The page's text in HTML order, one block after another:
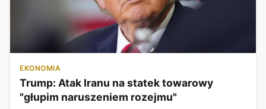
EKONOMIA
Trump: Atak Iranu na statek towarowy
"głupim naruszeniem rozejmu"